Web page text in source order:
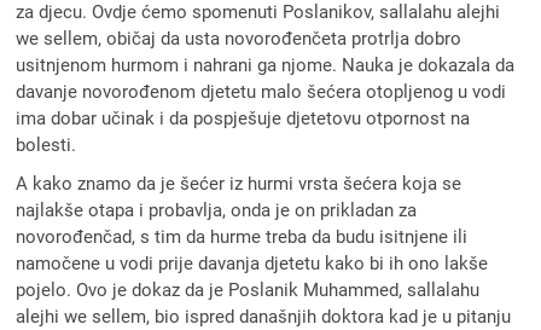
za djecu. Ovdje ćemo spomenuti Poslanikov, sallalahu alejhi
we sellem, običaj da usta novorođenčeta protrlja dobro
usitnjenom hurmom i nahrani ga njome. Nauka je dokazala da
davanje novorođenom djetetu malo šećera otopljenog u vodi
ima dobar učinak i da pospješuje djetetovu otpornost na
bolesti.
A kako znamo da je šećer iz hurmi vrsta šećera koja se
najlakše otapa i probavlja, onda je on prikladan za
novorođenčad, s tim da hurme treba da budu isitnjene ili
namočene u vodi prije davanja djetetu kako bi ih ono lakše
pojelo. Ovo je dokaz da je Poslanik Muhammed, sallalahu
alejhi we sellem, bio ispred današnjih doktora kad je u pitanju